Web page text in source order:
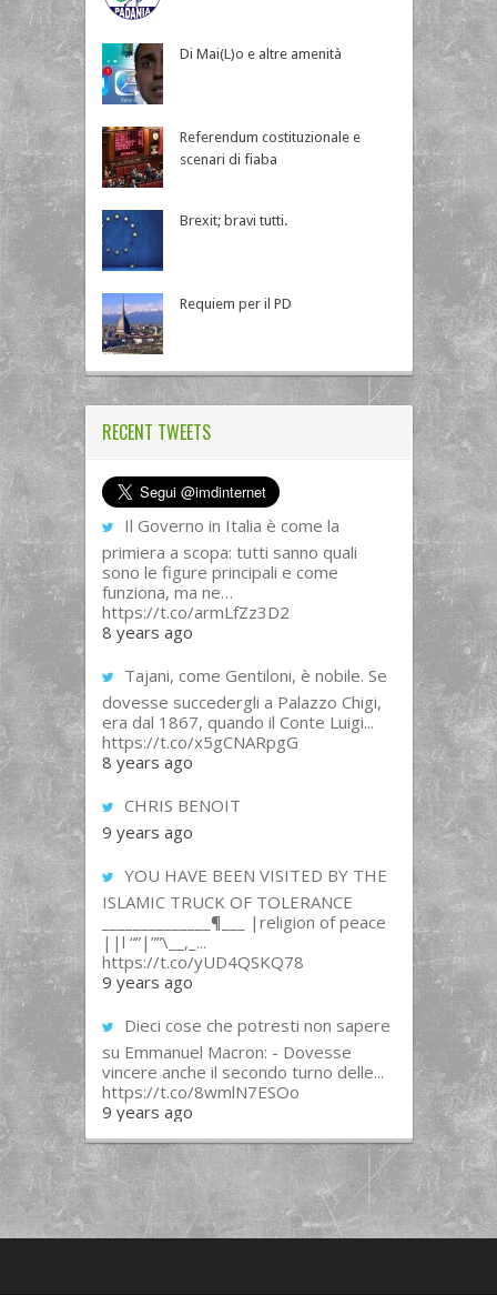
Di Mai(L)o e altre amenità
Referendum costituzionale e
scenari di fiaba
Brexit; bravi tutti.
Requiem per il PD
RECENT TWEETS
Il Governo in Italia è come la
primiera a scopa: tutti sanno quali
sono le figure principali e come
funziona, ma ne…
https://t.co/armLfZz3D2
8 years ago
Tajani, come Gentiloni, è nobile. Se
dovesse succedergli a Palazzo Chigi,
era dal 1867, quando il Conte Luigi...
https://t.co/x5gCNARpgG
8 years ago
CHRIS BENOIT
9 years ago
YOU HAVE BEEN VISITED BY THE
ISLAMIC TRUCK OF TOLERANCE
______________¶___ |religion of peace
||l “”|””\__,_...
https://t.co/yUD4QSKQ78
9 years ago
Dieci cose che potresti non sapere
su Emmanuel Macron: - Dovesse
vincere anche il secondo turno delle...
https://t.co/8wmlN7ESOo
9 years ago